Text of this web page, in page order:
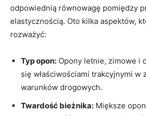
odpowiednią równowagę​ pomiędzy
elastycznością. Oto kilka aspektów,
rozważyć:
Typ opon: Opony​ letnie, zimowe i
się⁤ właściwościami ‌trakcyjnymi w
warunków drogowych.
Twardość bieżnika: Miększe